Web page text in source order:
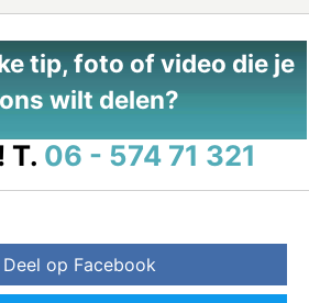
tip, foto of video die je
wilt delen?
T. 06 - 574 71 321
Deel op Facebook